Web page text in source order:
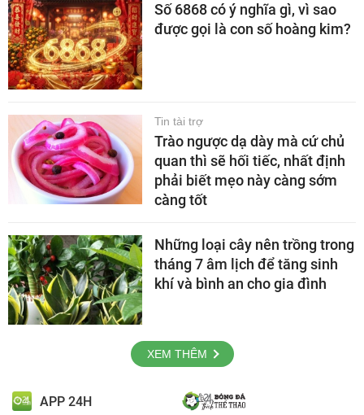
Số 6868 có ý nghĩa gì, vì sao
được gọi là con số hoàng kim?
Tin tài trợ
Trào ngược dạ dày mà cứ chủ
quan thì sẽ hối tiếc, nhất định
phải biết mẹo này càng sớm
càng tốt
Những loại cây nên trồng trong
tháng 7 âm lịch để tăng sinh
khí và bình an cho gia đình
XEM THÊM
APP 24H